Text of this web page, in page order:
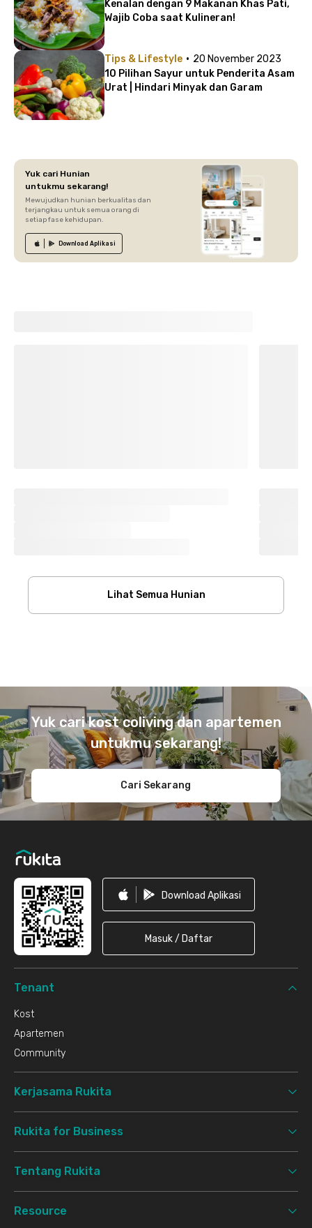
Kenalan dengan 9 Makanan Khas Pati,
Wajib Coba saat Kulineran!
Tips & Lifestyle · 20 November 2023
10 Pilihan Sayur untuk Penderita Asam
Urat | Hindari Minyak dan Garam
Yuk cari Hunian
untukmu sekarang!
Mewujudkan hunian berkualitas dan
terjangkau untuk semua orang di
setiap fase kehidupan.
Download Aplikasi
Lihat Semua Hunian
Yuk cari kost coliving dan apartemen
untukmu sekarang!
Cari Sekarang
Download Aplikasi
Masuk / Daftar
Tenant
Kost
Apartemen
Community
Kerjasama Rukita
Rukita for Business
Tentang Rukita
Resource